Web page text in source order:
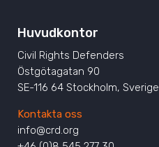
Huvudkontor
Civil Rights Defenders
Östgötagatan 90
SE-116 64 Stockholm, Sverige
Kontakta oss
info@crd.org